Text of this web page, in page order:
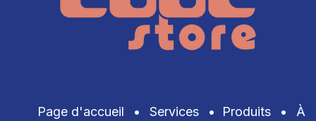
Page d'accueil • Services • Produits • À